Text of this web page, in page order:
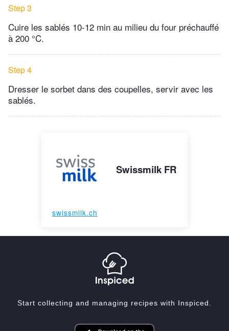
Step 3
Cuire les sablés 10-12 min au milieu du four préchauffé
à 200 °C.
Step 4
Dresser le sorbet dans des coupelles, servir avec les
sablés.
Swissmilk FR
swissmilk.ch
Start collecting and managing recipes with Inspiced.